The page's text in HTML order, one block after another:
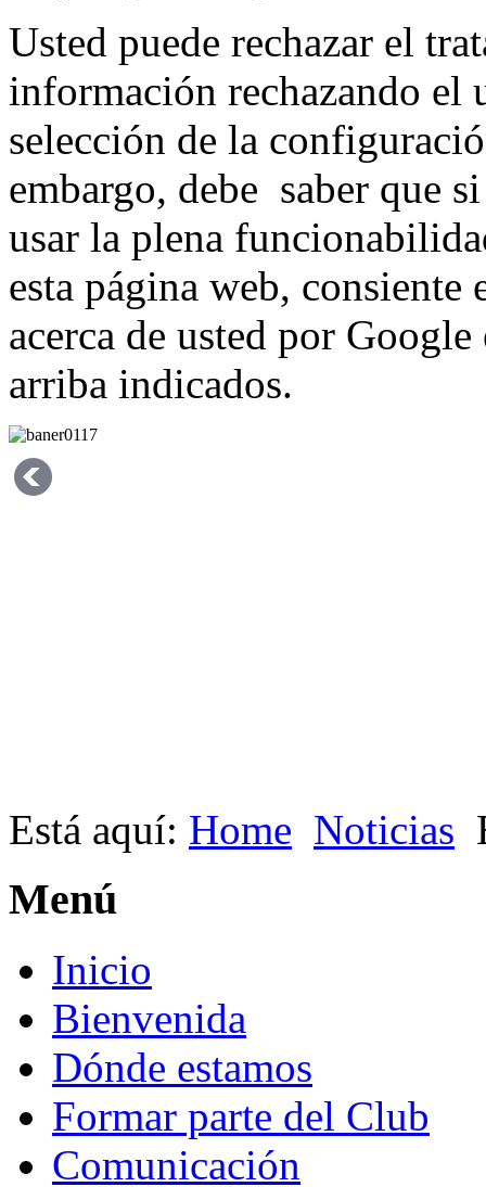
Usted puede rechazar el
información rechazando el
selección de la
embargo, debe saber que
usar la plena
esta página web,
acerca de usted por
arriba indicados.
Está aquí: Home Noticias
Menú
Inicio
Bienvenida
Dónde estamos
Formar parte del Club
Comunicación